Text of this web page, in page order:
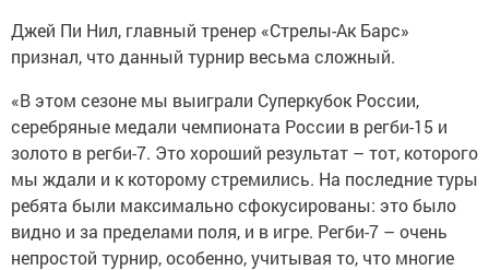
Джей Пи Нил, главный тренер «Стрелы-Ак Барс»
признал, что данный турнир весьма сложный.
«В этом сезоне мы выиграли Суперкубок России,
серебряные медали чемпионата России в регби-15 и
золото в регби-7. Это хороший результат – тот, которого
мы ждали и к которому стремились. На последние туры
ребята были максимально сфокусированы: это было
видно и за пределами поля, и в игре. Регби-7 – очень
непростой турнир, особенно, учитывая то, что многие